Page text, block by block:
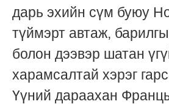
дарь эхийн сүм буюу
түймэрт автaж,
болон дээвэр шатан
харамсалтай хэрэг
Үүний дараахан